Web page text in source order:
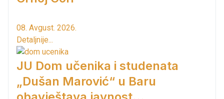
08. Avgust. 2026.
Detaljnije...
JU Dom učenika i studenata
„Dušan Marović“ u Baru